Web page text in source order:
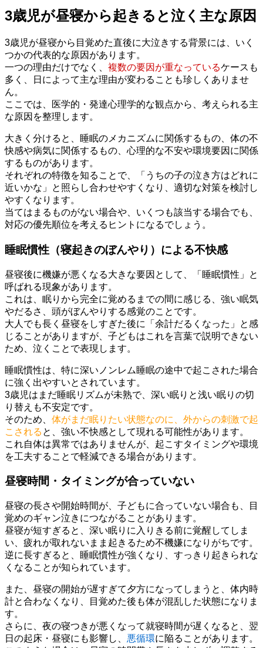
3歳児が昼寝から起きると泣く主な原因
3歳児が昼寝から目覚めた直後に大泣きする背景には、いく
つかの代表的な原因があります。
一つの理由だけでなく、 複数の要因が重なっているケースも
多く、日によって主な理由が変わることも珍しくありませ
ん。
ここでは、医学的・発達心理学的な観点から、考えられる主
な原因を整理します。
大きく分けると、睡眠のメカニズムに関係するもの、体の不
快感や病気に関係するもの、心理的な不安や環境要因に関係
するものがあります。
それぞれの特徴を知ることで、「うちの子の泣き方はどれに
近いかな」と照らし合わせやすくなり、適切な対策を検討し
やすくなります。
当てはまるものがない場合や、いくつも該当する場合でも、
対応の優先順位を考えるヒントになるでしょう。
睡眠慣性（寝起きのぼんやり）による不快感
昼寝後に機嫌が悪くなる大きな要因として、「睡眠慣性」と
呼ばれる現象があります。
これは、眠りから完全に覚めるまでの間に感じる、強い眠気
やだるさ、頭がぼんやりする感覚のことです。
大人でも長く昼寝をしすぎた後に「余計だるくなった」と感
じることがありますが、子どもはこれを言葉で説明できない
ため、泣くことで表現します。
睡眠慣性は、特に深いノンレム睡眠の途中で起こされた場合
に強く出やすいとされています。
3歳児はまだ睡眠リズムが未熟で、深い眠りと浅い眠りの切
り替えも不安定です。
そのため、 体がまだ眠りたい状態なのに、外からの刺激で起
こされる と、強い不快感として現れる可能性があります。
これ自体は異常ではありませんが、起こすタイミングや環境
を工夫することで軽減できる場合があります。
昼寝時間・タイミングが合っていない
昼寝の長さや開始時間が、子どもに合っていない場合も、目
覚めのギャン泣きにつながることがあります。
昼寝が短すぎると、深い眠りに入りきる前に覚醒してしま
い、疲れが取れないまま起きるため不機嫌になりがちです。
逆に長すぎると、睡眠慣性が強くなり、すっきり起きられな
くなることが知られています。
また、昼寝の開始が遅すぎて夕方になってしまうと、体内時
計と合わなくなり、目覚めた後も体が混乱した状態になりま
す。
さらに、夜の寝つきが悪くなって就寝時間が遅くなると、翌
日の起床・昼寝にも影響し、 悪循環に陥ることがあります。